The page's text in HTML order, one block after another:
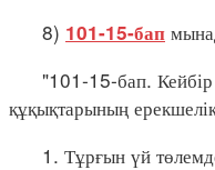
8) 101-15-бап
"101-15-бап. Кейбір
құқықтарының
1. Тұрғын үй